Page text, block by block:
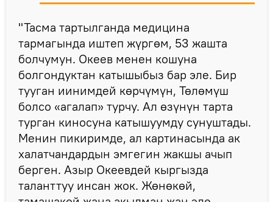
"Тасма тартылганда медицина
тармагында иштеп жүргөм, 53 жашта
болчумун. Океев менен кошуна
болгондуктан катышыбыз бар эле. Бир
тууган иинимдей көрчүмүн, Төлөмүш
болсо «агалап» турчу. Ал өзүнүн тарта
турган киносуна катышуумду сунуштады.
Менин пикиримде, ал картинасында ак
халатчандардын эмгегин жакшы ачып
берген. Азыр Океевдей кыргызда
таланттуу инсан жок. Жөнөкөй,